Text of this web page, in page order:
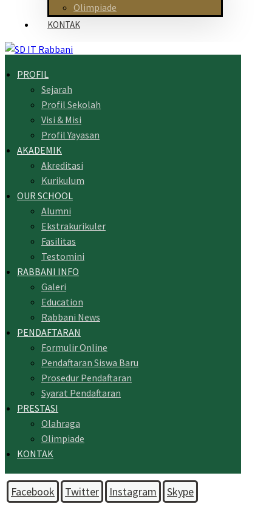
Olimpiade
KONTAK
PROFIL
Sejarah
Profil Sekolah
Visi & Misi
Profil Yayasan
AKADEMIK
Akreditasi
Kurikulum
OUR SCHOOL
Alumni
Ekstrakurikuler
Fasilitas
Testomini
RABBANI INFO
Galeri
Education
Rabbani News
PENDAFTARAN
Formulir Online
Pendaftaran Siswa Baru
Prosedur Pendaftaran
Syarat Pendaftaran
PRESTASI
Olahraga
Olimpiade
KONTAK
Facebook Twitter Instagram Skype